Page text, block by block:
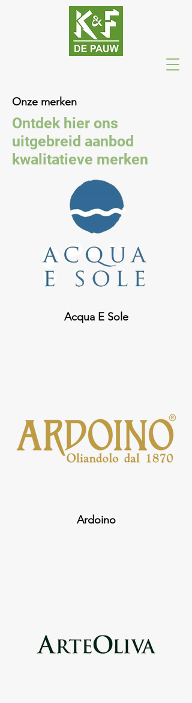
Onze merken
Ontdek hier ons
uitgebreid aanbod
kwalitatieve merken
Acqua E Sole
Ardoino